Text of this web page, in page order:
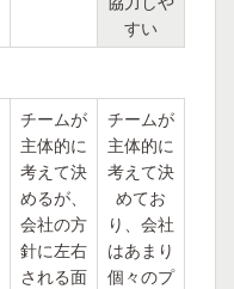
すい
チームが
主体的に
考えて決
めるが、
会社の方
針に左右
される面
チームが
主体的に
考えて決
めてお
り、会社
はあまり
個々のプ